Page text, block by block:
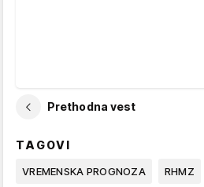
Prethodna vest
TAGOVI
VREMENSKA PROGNOZA RHMZ